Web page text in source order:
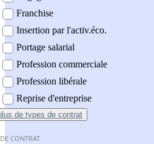
Franchise
Insertion par l'activ.éco.
Portage salarial
Profession commerciale
Profession libérale
Reprise d'entreprise
de types de contrat
CONTRAT